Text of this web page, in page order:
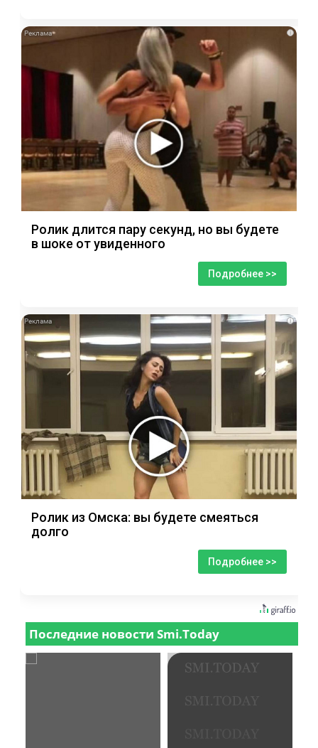
i
Ролик длится пару секунд, но вы будете
в шоке от увиденного
Подробнее >>
i
Ролик из Омска: вы будете смеяться
долго
Подробнее >>